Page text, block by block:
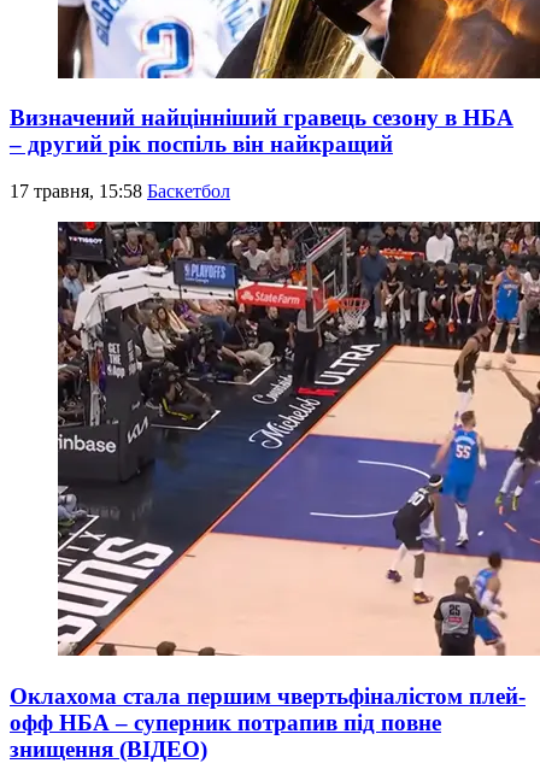
Визначений найцінніший гравець сезону в НБА
– другий рік поспіль він найкращий
17 травня, 15:58 Баскетбол
Оклахома стала першим чвертьфіналістом плей-
офф НБА – суперник потрапив під повне
знищення (ВІДЕО)